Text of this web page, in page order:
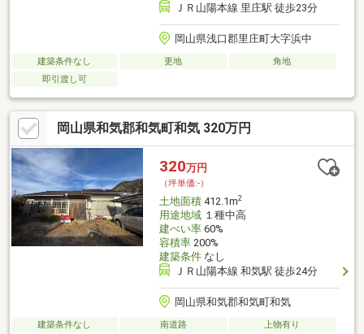
ＪＲ山陽本線 里庄駅 徒歩23分
岡山県浅口郡里庄町大字浜中
建築条件なし 更地
角地
即引渡し可
岡山県和気郡和気町和気 320万円
320万円
（坪単価:-）
土地面積412.1m2
用途地域１種中高
建ぺい率60%
容積率200%
建築条件なし
ＪＲ山陽本線 和気駅 徒歩24分
岡山県和気郡和気町和気
建築条件なし 南道路 上物有り